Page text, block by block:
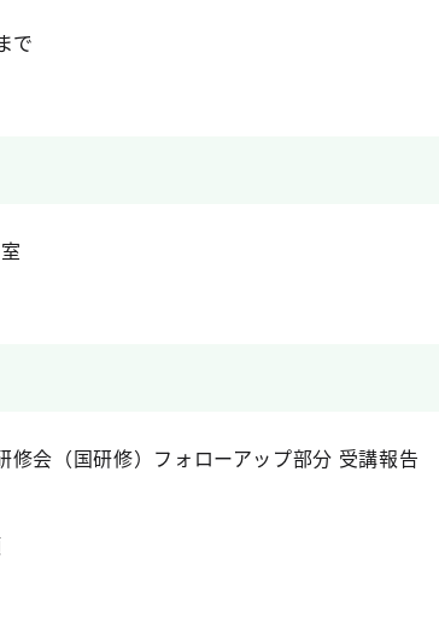
で
会（国研修）フォローアップ部分 受講報告